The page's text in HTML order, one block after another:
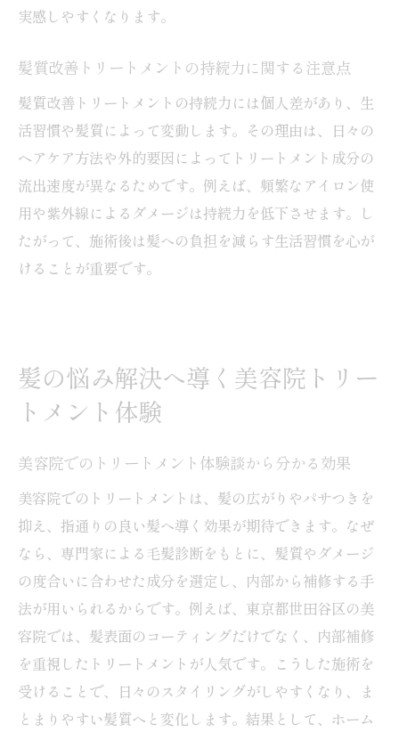
実感しやすくなります。
髪質改善トリートメントの持続力に関する注意点
髪質改善トリートメントの持続力には個人差があり、生
活習慣や髪質によって変動します。その理由は、日々の
ヘアケア方法や外的要因によってトリートメント成分の
流出速度が異なるためです。例えば、頻繁なアイロン使
用や紫外線によるダメージは持続力を低下させます。し
たがって、施術後は髪への負担を減らす生活習慣を心が
けることが重要です。
髪の悩み解決へ導く美容院トリー
トメント体験
美容院でのトリートメント体験談から分かる効果
美容院でのトリートメントは、髪の広がりやパサつきを
抑え、指通りの良い髪へ導く効果が期待できます。なぜ
なら、専門家による毛髪診断をもとに、髪質やダメージ
の度合いに合わせた成分を選定し、内部から補修する手
法が用いられるからです。例えば、東京都世田谷区の美
容院では、髪表面のコーティングだけでなく、内部補修
を重視したトリートメントが人気です。こうした施術を
受けることで、日々のスタイリングがしやすくなり、ま
とまりやすい髪質へと変化します。結果として、ホーム